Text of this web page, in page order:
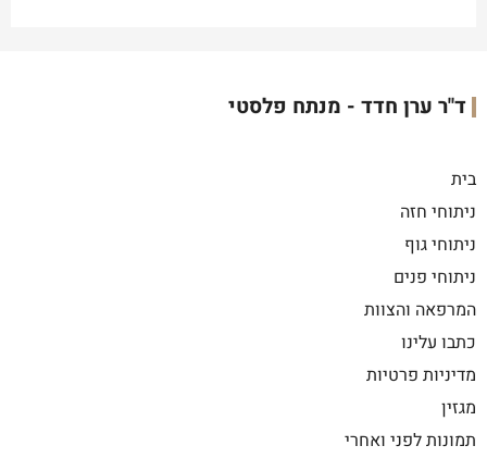
ד"ר ערן חדד - מנתח פלסטי
בית
ניתוחי חזה
ניתוחי גוף
ניתוחי פנים
המרפאה והצוות
כתבו עלינו
מדיניות פרטיות
מגזין
תמונות לפני ואחרי